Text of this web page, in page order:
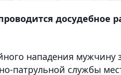
досудебное
нападения мужчину
патрульной службы